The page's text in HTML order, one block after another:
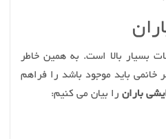
بسیار بالا است. به همین خاطر
باید موجود باشد را فراهم
باران را بیان می کنیم: